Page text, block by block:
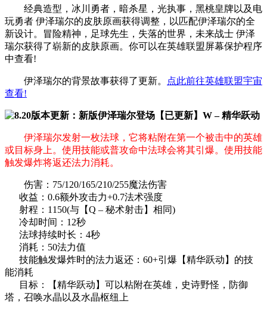
经典造型，冰川勇者，暗杀星，光执事，黑桃皇牌以及电
玩勇者 伊泽瑞尔的皮肤原画获得调整，以匹配伊泽瑞尔的全
新设计。冒险精神，足球先生，失落的世界，未来战士 伊泽
瑞尔获得了崭新的皮肤原画。你可以在英雄联盟屏幕保护程序
中查看!
伊泽瑞尔的背景故事获得了更新。
点此前往英雄联盟宇宙
查看!
【已更新】W – 精华跃动
伊泽瑞尔发射一枚法球，它将粘附在第一个被击中的英雄
或目标身上。使用技能或普攻命中法球会将其引爆。使用技能
触发爆炸将返还法力消耗。
伤害：75/120/165/210/255魔法伤害
收益：0.6额外攻击力+0.7法术强度
射程：1150(与【Q – 秘术射击】相同)
冷却时间：12秒
法球持续时长：4秒
消耗：50法力值
技能触发爆炸时的法力返还：60+引爆【精华跃动】的技
能消耗
目标：【精华跃动】可以粘附在英雄，史诗野怪，防御
塔，召唤水晶以及水晶枢纽上